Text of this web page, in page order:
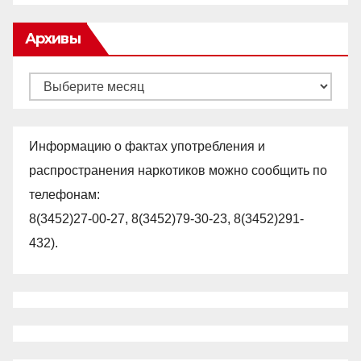
Архивы
Архивы
Информацию о фактах употребления и
распространения наркотиков можно сообщить по
телефонам:
8(3452)27-00-27, 8(3452)79-30-23, 8(3452)291-
432).